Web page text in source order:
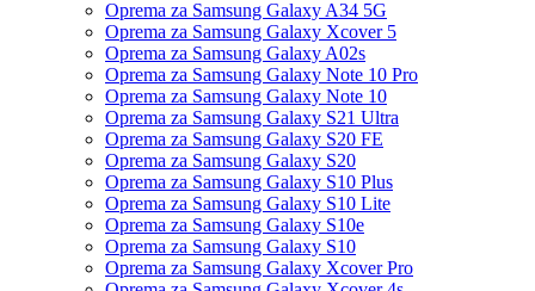
Oprema za Samsung Galaxy A34 5G
Oprema za Samsung Galaxy Xcover 5
Oprema za Samsung Galaxy A02s
Oprema za Samsung Galaxy Note 10 Pro
Oprema za Samsung Galaxy Note 10
Oprema za Samsung Galaxy S21 Ultra
Oprema za Samsung Galaxy S20 FE
Oprema za Samsung Galaxy S20
Oprema za Samsung Galaxy S10 Plus
Oprema za Samsung Galaxy S10 Lite
Oprema za Samsung Galaxy S10e
Oprema za Samsung Galaxy S10
Oprema za Samsung Galaxy Xcover Pro